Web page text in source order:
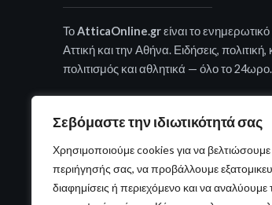
Σεβόμαστε την ιδιωτικότητά σας
Χρησιμοποιούμε cookies για να βελτιώσουμε
περιήγησής σας, να προβάλλουμε
διαφημίσεις ή περιεχόμενο και να αναλύουμε
ΤοAtticaOnline.grείναι το
Αττική και την Αθήνα. Ειδήσεις, πολιτική,
πολιτισμός και αθλητικά — όλο το 24ωρο.